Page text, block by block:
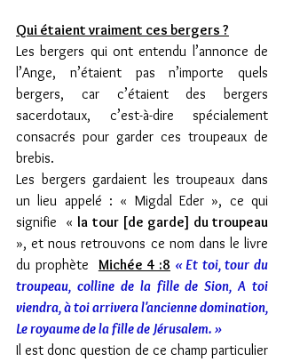
Qui étaient vraiment ces bergers ?
Les bergers qui ont entendu l’annonce de
l’Ange, n’étaient pas n’importe quels
bergers, car c’étaient des bergers
sacerdotaux, c’est-à-dire spécialement
consacrés pour garder ces troupeaux de
brebis.
Les bergers gardaient les troupeaux dans
un lieu appelé : « Migdal Eder », ce qui
signifie  « la tour [de garde] du troupeau
», et nous retrouvons ce nom dans le livre
du prophète Michée 4 :8 « Et toi, tour du
troupeau, colline de la fille de Sion, A toi
viendra, à toi arrivera l'ancienne domination,
Le royaume de la fille de Jérusalem. »
Il est donc question de ce champ particulier